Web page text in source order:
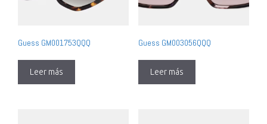
Guess GM001753QQQ
Leer más
Guess GM003056QQQ
Leer más